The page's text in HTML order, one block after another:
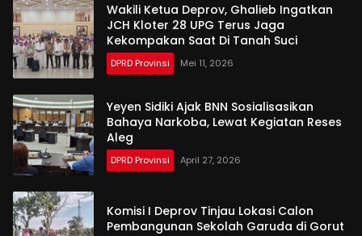
Wakili Ketua Deprov, Ghalieb Ingatkan
JCH Kloter 28 UPG Terus Jaga
Kekompakan Saat Di Tanah Suci
DPRD Provinsi Mei 11, 2026
Yeyen Sidiki Ajak BNN Sosialisasikan
Bahaya Narkoba, Lewat Kegiatan Reses
Aleg
DPRD Provinsi April 27, 2026
Komisi I Deprov Tinjau Lokasi Calon
Pembangunan Sekolah Garuda di Gorut